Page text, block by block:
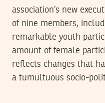
association’s new
of nine members,
remarkable youth
amount of female
reflects changes that
a tumultuous socio-